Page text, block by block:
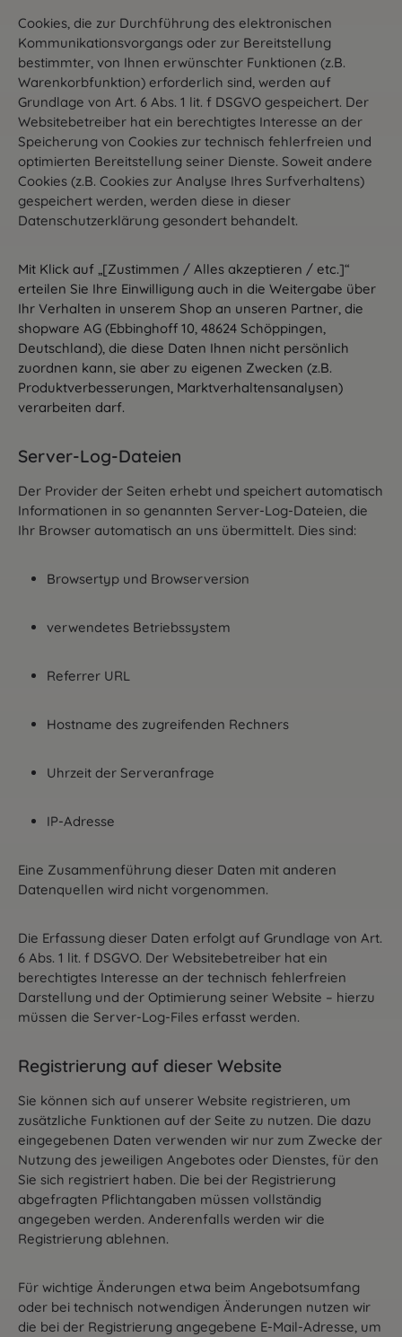
Cookies, die zur Durchführung des elektronischen
Kommunikationsvorgangs oder zur Bereitstellung
bestimmter, von Ihnen erwünschter Funktionen (z.B.
Warenkorbfunktion) erforderlich sind, werden auf
Grundlage von Art. 6 Abs. 1 lit. f DSGVO gespeichert. Der
Websitebetreiber hat ein berechtigtes Interesse an der
Speicherung von Cookies zur technisch fehlerfreien und
optimierten Bereitstellung seiner Dienste. Soweit andere
Cookies (z.B. Cookies zur Analyse Ihres Surfverhaltens)
gespeichert werden, werden diese in dieser
Datenschutzerklärung gesondert behandelt.
Mit Klick auf „[Zustimmen / Alles akzeptieren / etc.]“
erteilen Sie Ihre Einwilligung auch in die Weitergabe über
Ihr Verhalten in unserem Shop an unseren Partner, die
shopware AG (Ebbinghoff 10, 48624 Schöppingen,
Deutschland), die diese Daten Ihnen nicht persönlich
zuordnen kann, sie aber zu eigenen Zwecken (z.B.
Produktverbesserungen, Marktverhaltensanalysen)
verarbeiten darf.
Server-Log-Dateien
Der Provider der Seiten erhebt und speichert automatisch
Informationen in so genannten Server-Log-Dateien, die
Ihr Browser automatisch an uns übermittelt. Dies sind:
Browsertyp und Browserversion
verwendetes Betriebssystem
Referrer URL
Hostname des zugreifenden Rechners
Uhrzeit der Serveranfrage
IP-Adresse
Eine Zusammenführung dieser Daten mit anderen
Datenquellen wird nicht vorgenommen.
Die Erfassung dieser Daten erfolgt auf Grundlage von Art.
6 Abs. 1 lit. f DSGVO. Der Websitebetreiber hat ein
berechtigtes Interesse an der technisch fehlerfreien
Darstellung und der Optimierung seiner Website – hierzu
müssen die Server-Log-Files erfasst werden.
Registrierung auf dieser Website
Sie können sich auf unserer Website registrieren, um
zusätzliche Funktionen auf der Seite zu nutzen. Die dazu
eingegebenen Daten verwenden wir nur zum Zwecke der
Nutzung des jeweiligen Angebotes oder Dienstes, für den
Sie sich registriert haben. Die bei der Registrierung
abgefragten Pflichtangaben müssen vollständig
angegeben werden. Anderenfalls werden wir die
Registrierung ablehnen.
Für wichtige Änderungen etwa beim Angebotsumfang
oder bei technisch notwendigen Änderungen nutzen wir
die bei der Registrierung angegebene E-Mail-Adresse, um